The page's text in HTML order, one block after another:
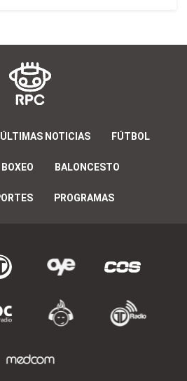
ÚLTIMAS NOTICIAS FÚTBOL
BOXEO BALONCESTO
PROGRAMAS